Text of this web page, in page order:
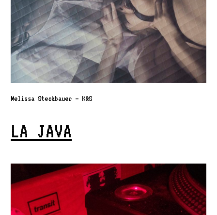
Melissa Steckbauer – K&S
LA JAVA